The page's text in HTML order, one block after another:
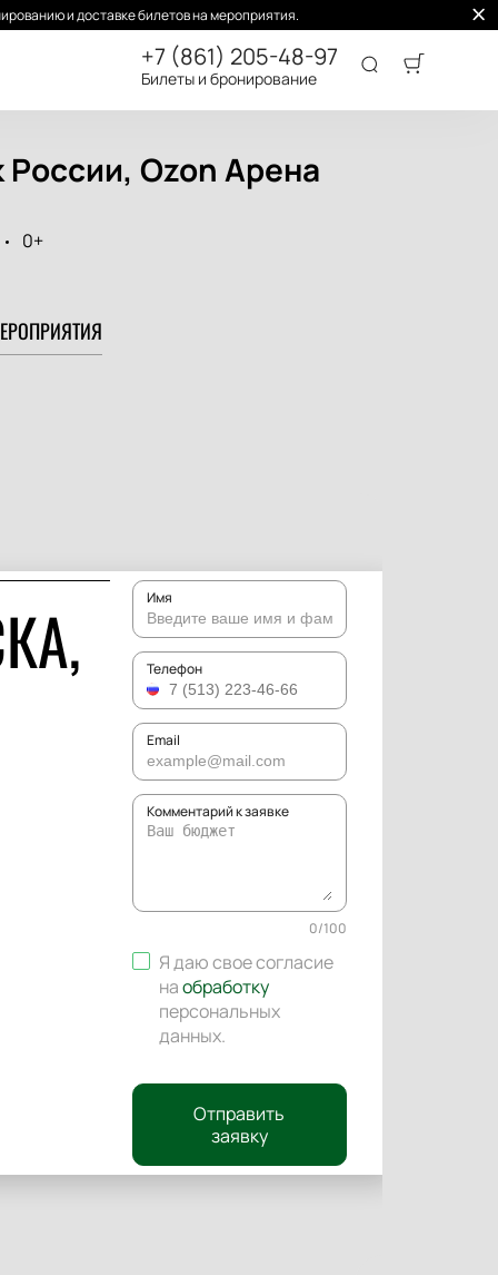
и доставке билетов на мероприятия.
+7 (861) 205-48-97
Билеты и бронирование
Ozon Арена
0+
Имя
Телефон
Email
Комментарий к заявке
0/100
Я даю свое согласие
наобработку
персональных
данных.
Отправить
заявку